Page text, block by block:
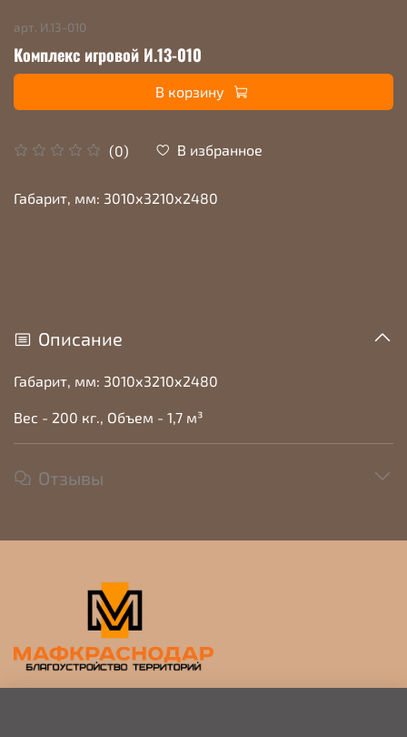
арт. И.13-010
Комплекс игровой И.13-010
(0) В избранное
В корзину
Габарит, мм: 3010х3210х2480
Описание
Габарит, мм: 3010х3210х2480
Вес - 200 кг., Объем - 1,7 м³
Отзывы